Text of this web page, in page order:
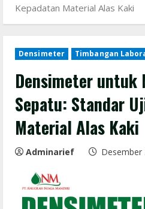
Kepadatan Material Alas Kaki
Densimeter Timbangan
Densimeter untuk
Sepatu: Standar
Material Alas Kaki
Adminarief Desember